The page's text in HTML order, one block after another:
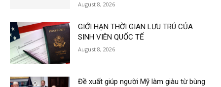
August 8, 2026
GIỚI HẠN THỜI GIAN LƯU TRÚ CỦA
SINH VIÊN QUỐC TẾ
August 8, 2026
Đề xuất giúp người Mỹ làm giàu từ bùng